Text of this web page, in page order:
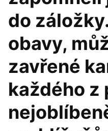
do
obavy,
zavřené
každého z